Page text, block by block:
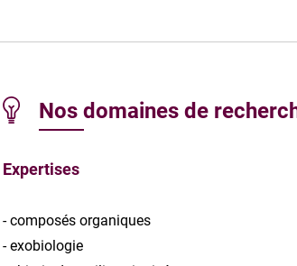
Nos domaines de
Expertises
- composés organiques
- exobiologie